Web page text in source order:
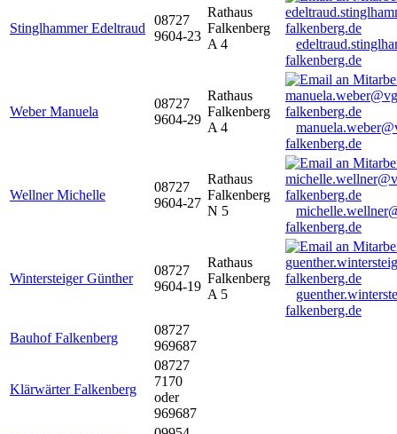
Stinglhammer Edeltraud
08727
9604-23
Rathaus
Falkenberg
A 4
falkenberg.de
Weber Manuela
08727
9604-29
Rathaus
Falkenberg
A 4
falkenberg.de
Wellner Michelle
08727
9604-27
Rathaus
Falkenberg
N 5
falkenberg.de
Wintersteiger Günther
08727
9604-19
Rathaus
Falkenberg
A 5
falkenberg.de
Bauhof Falkenberg
08727
969687
Klärwärter Falkenberg
08727
7170
oder
969687